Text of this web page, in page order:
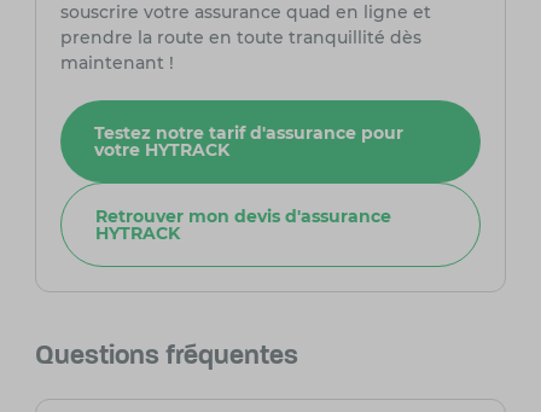
souscrire votre assurance quad en ligne et
prendre la route en toute tranquillité dès
maintenant !
Testez notre tarif d'assurance pour
votre HYTRACK
Retrouver mon devis d'assurance
HYTRACK
Questions fréquentes